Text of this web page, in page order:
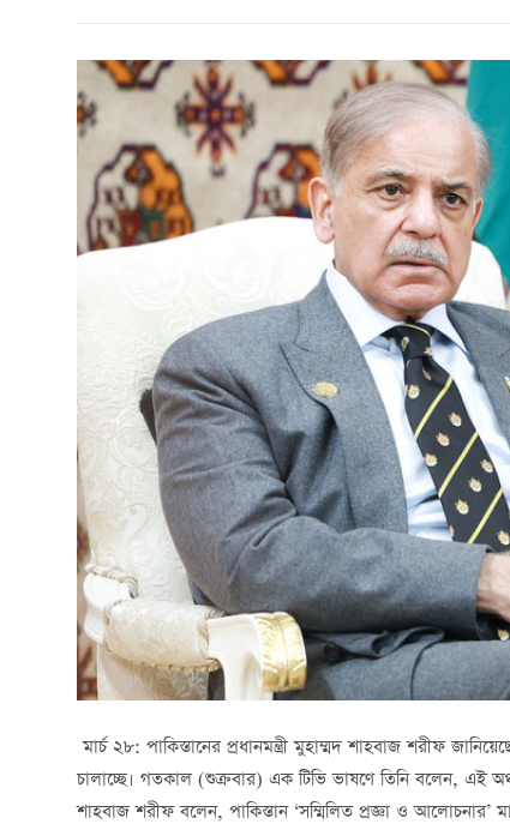
মার্চ ২৮: পাকিস্তানের প্রধানমন্ত্রী মুহাম্মদ শাহবাজ শরীফ
চালাচ্ছে। গতকাল (শুক্রবার) এক টিভি ভাষণে তিনি বলেন, এই
শাহবাজ শরীফ বলেন, পাকিস্তান ‘সম্মিলিত প্রজ্ঞা ও আলোচনার’